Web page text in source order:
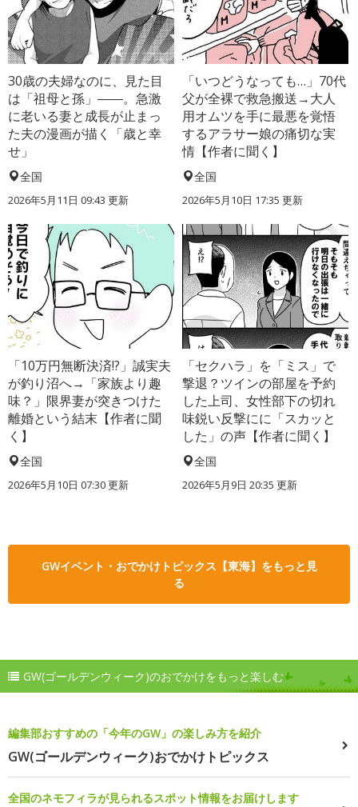
30歳の夫婦なのに、見た目
は「祖母と孫」――。急激
に老いる妻と成長が止まっ
た夫の漫画が描く「歳と幸
せ」
全国
2026年5月11日 09:43 更新
「いつどうなっても…」70代
父が全裸で救急搬送→大人
用オムツを手に最悪を覚悟
するアラサー娘の痛切な実
情【作者に聞く】
全国
2026年5月10日 17:35 更新
「10万円無断決済!?」誠実夫
が釣り沼へ→「家族より趣
味？」限界妻が突きつけた
離婚という結末【作者に聞
く】
全国
2026年5月10日 07:30 更新
「セクハラ」を「ミス」で
撃退？ツインの部屋を予約
した上司、女性部下の切れ
味鋭い反撃にに「スカッと
した」の声【作者に聞く】
全国
2026年5月9日 20:35 更新
GWイベント・おでかけトピックス【東海】をもっと見
る
GW(ゴールデンウィーク)のおでかけをもっと楽しむ
編集部おすすめの「今年のGW」の楽しみ方を紹介
GW(ゴールデンウィーク)おでかけトピックス
全国のネモフィラが見られるスポット情報をお届けします